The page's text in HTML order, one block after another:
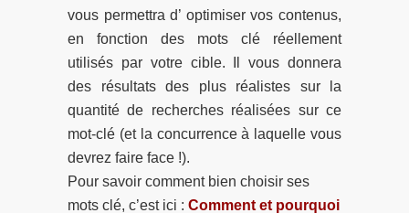
vous permettra d’ optimiser vos contenus,
en fonction des mots clé réellement
utilisés par votre cible. Il vous donnera
des résultats des plus réalistes sur la
quantité de recherches réalisées sur ce
mot-clé (et la concurrence à laquelle vous
devrez faire face !).
Pour savoir comment bien choisir ses
mots clé, c’est ici : Comment et pourquoi